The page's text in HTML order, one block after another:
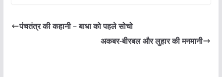
पंचतंत्र की कहानी – बाधा को पहले सोचो
अकबर-बीरबल और लुहार की मनमानी